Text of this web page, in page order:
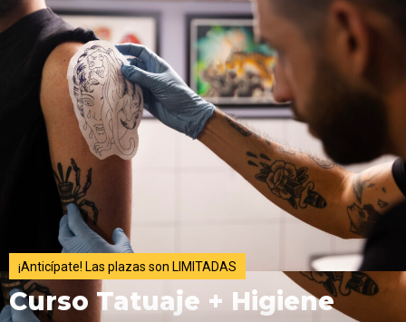
¡Anticípate! Las plazas son LIMITADAS
Curso Tatuaje + Higiene